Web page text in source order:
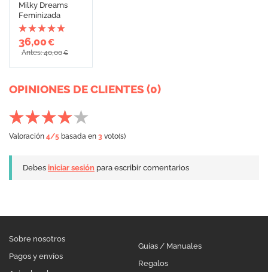
Milky Dreams
Feminizada
36,00€
Antes: 40,00€
OPINIONES DE CLIENTES (0)
Valoración 4/5 basada en 3 voto(s)
Debes iniciar sesión para escribir comentarios
Sobre nosotros
Pagos y envíos
Guías / Manuales
Regalos